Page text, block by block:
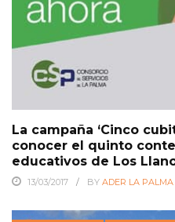
La campaña ‘Cinco
conocer el quinto
educativos de Los
13/03/2017 BY ADER LA PALMA